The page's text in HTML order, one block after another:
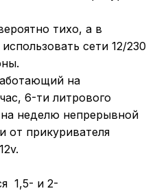
тихо, а в
сети 12/230
на
6-ти литрового
на неделю непрерывной
от прикуривателя
1,5- и 2-